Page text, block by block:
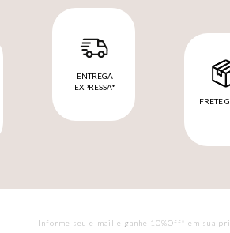
ENTREGA
EXPRESSA*
FRETE